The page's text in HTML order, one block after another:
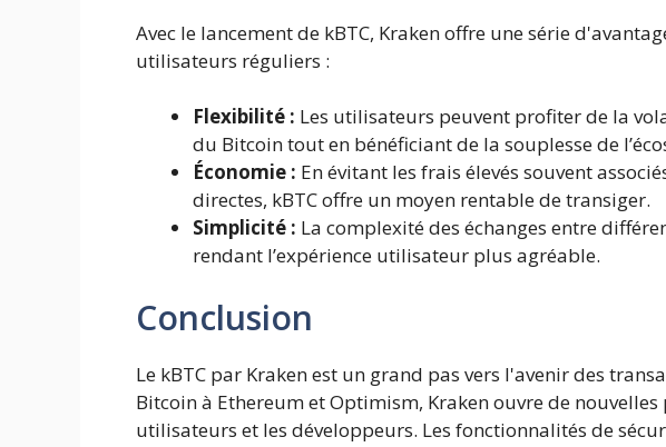
Avec le lancement de kBTC, Kraken offre une série
utilisateurs réguliers :
Flexibilité : Les utilisateurs peuvent profiter de la
du Bitcoin tout en bénéficiant de la souplesse de
Économie : En évitant les frais élevés souvent
directes, kBTC offre un moyen rentable de transiger.
Simplicité : La complexité des échanges entre
rendant l’expérience utilisateur plus agréable.
Conclusion
Le kBTC par Kraken est un grand pas vers l'avenir des
Bitcoin à Ethereum et Optimism, Kraken ouvre de
utilisateurs et les développeurs. Les fonctionnalités de